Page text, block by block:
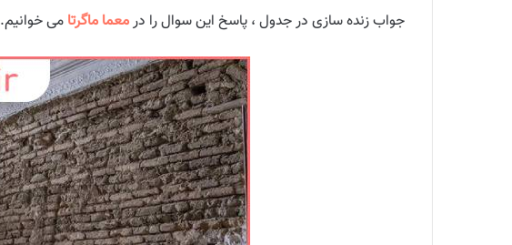
جواب زنده سازی در جدول ، پاسخ این سوال را درمعما ماگرتا می خوانیم.